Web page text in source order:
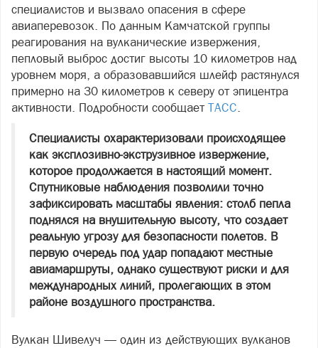
специалистов и вызвало опасения в сфере
авиаперевозок. По данным Камчатской группы
реагирования на вулканические извержения,
пепловый выброс достиг высоты 10 километров над
уровнем моря, а образовавшийся шлейф растянулся
примерно на 30 километров к северу от эпицентра
активности. Подробности сообщает ТАСС.
Специалисты охарактеризовали происходящее
как эксплозивно‑экструзивное извержение,
которое продолжается в настоящий момент.
Спутниковые наблюдения позволили точно
зафиксировать масштабы явления: столб пепла
поднялся на внушительную высоту, что создает
реальную угрозу для безопасности полетов. В
первую очередь под удар попадают местные
авиамаршруты, однако существуют риски и для
международных линий, пролегающих в этом
районе воздушного пространства.
Вулкан Шивелуч — один из действующих вулканов